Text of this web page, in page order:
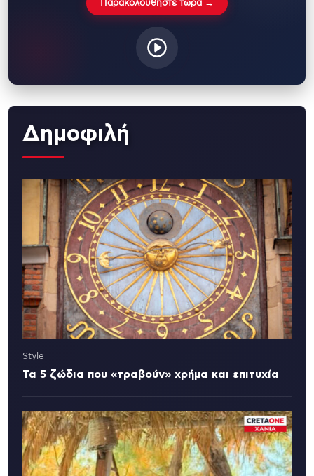
Παρακολουθήστε τώρα →
Δημοφιλή
Style
Τα 5 ζώδια που «τραβούν» χρήμα και επιτυχία